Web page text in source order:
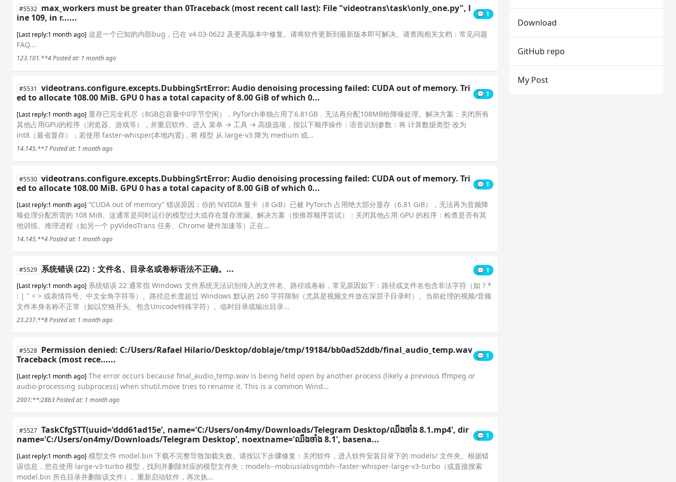
#5532 max_workers must be greater than 0Traceback (most recent call last): File "videotrans\task\only_one.py", l
ine 109, in r......
💬 1
[Last reply:1 month ago] 这是一个已知的内部bug，已在 v4.03-0622 及更高版本中修复。请将软件更新到最新版本即可解决。请查阅相关文档：常见问题
FAQ...
123.101.**4 Posted at: 1 month ago
#5531
videotrans.configure.excepts.DubbingSrtError: Audio denoising processing failed: CUDA out of memory. Tri
ed to allocate 108.00 MiB. GPU 0 has a total capacity of 8.00 GiB of which 0...
💬 1
[Last reply:1 month ago] 显存已完全耗尽（8GB总容量中0字节空闲），PyTorch单独占用了6.81GB，无法再分配108MB给降噪处理。解决方案：关闭所有
其他占用GPU的程序（浏览器、游戏等），并重启软件。进入 菜单 → 工具 → 高级选项，按以下顺序操作：语音识别参数：将 计算数据类型 改为
int8（最省显存）；若使用 faster-whisper(本地内置)，将 模型 从 large-v3 降为 medium 或...
14.145.**7 Posted at: 1 month ago
#5530 videotrans.configure.excepts.DubbingSrtError: Audio denoising processing failed: CUDA out of memory. Tri
ed to allocate 108.00 MiB. GPU 0 has a total capacity of 8.00 GiB of which 0...
💬 1
[Last reply:1 month ago] “CUDA out of memory” 错误原因：你的 NVIDIA 显卡（8 GiB）已被 PyTorch 占用绝大部分显存（6.81 GiB），无法再为音频降
噪处理分配所需的 108 MiB。这通常是同时运行的模型过大或存在显存泄漏。解决方案（按推荐顺序尝试）：关闭其他占用 GPU 的程序：检查是否有其
他训练、推理进程（如另一个 pyVideoTrans 任务、Chrome 硬件加速等）正在...
14.145.**4 Posted at: 1 month ago
#5529 系统错误 (22)：文件名、目录名或卷标语法不正确。...
💬 1
[Last reply:1 month ago] 系统错误 22 通常指 Windows 文件系统无法识别传入的文件名、路径或卷标，常见原因如下：路径或文件名包含非法字符（如 ? *
: | " < > 或表情符号、中文全角字符等）。路径总长度超过 Windows 默认的 260 字符限制（尤其是视频文件放在深层子目录时）。当前处理的视频/音频
文件本身名称不正常（如以空格开头、包含Unicode特殊字符）。临时目录或输出目录...
23.237.**8 Posted at: 1 month ago
#5528 Permission denied: C:/Users/Rafael Hilario/Desktop/doblaje/tmp/19184/bb0ad52ddb/final_audio_temp.wav
Traceback (most rece......
💬 1
[Last reply:1 month ago] The error occurs because final_audio_temp.wav is being held open by another process (likely a previous ffmpeg or
audio-processing subprocess) when shutil.move tries to rename it. This is a common Wind...
2001:**:28b3 Posted at: 1 month ago
#5527 TaskCfgSTT(uuid='ddd61ad15e', name='C:/Users/on4my/Downloads/Telegram Desktop/ឈីងចាំង 8.1.mp4', dir
name='C:/Users/on4my/Downloads/Telegram Desktop', noextname='ឈីងចាំង 8.1', basena...
💬 1
[Last reply:1 month ago] 模型文件 model.bin 下载不完整导致加载失败。请按以下步骤修复：关闭软件，进入软件安装目录下的 models/ 文件夹。根据错
误信息，您在使用 large-v3-turbo 模型，找到并删除对应的模型文件夹：models--mobiuslabsgmbh--faster-whisper-large-v3-turbo（或直接搜索
model.bin 所在目录并删除该文件）。重新启动软件，再次执...
Download
GitHub repo
My Post